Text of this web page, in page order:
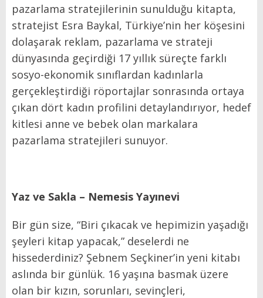
pazarlama stratejilerinin sunulduğu kitapta,
stratejist Esra Baykal, Türkiye’nin her köşesini
dolaşarak reklam, pazarlama ve strateji
dünyasında geçirdiği 17 yıllık süreçte farklı
sosyo-ekonomik sınıflardan kadınlarla
gerçekleştirdiği röportajlar sonrasında ortaya
çıkan dört kadın profilini detaylandırıyor, hedef
kitlesi anne ve bebek olan markalara
pazarlama stratejileri sunuyor.
Yaz ve Sakla – Nemesis Yayınevi
Bir gün size, “Biri çıkacak ve hepimizin yaşadığı
şeyleri kitap yapacak,” deselerdi ne
hissederdiniz? Şebnem Seçkiner’in yeni kitabı
aslında bir günlük. 16 yaşına basmak üzere
olan bir kızın, sorunları, sevinçleri,